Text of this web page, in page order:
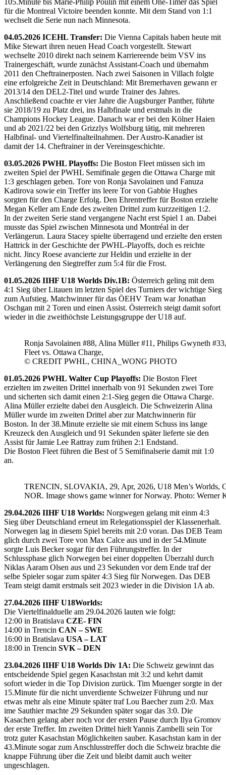
für die Montreal Victoire beenden konnte. Mit dem Stand von 1:1
wechselt die Serie nun nach Minnesota.
04.05.2026 ICEHL Transfer: Die Vienna Capitals haben heute mit
Mike Stewart ihren neuen Head Coach vorgestellt. Stewart
wechselte 2010 direkt nach seinem Karriereende beim VSV ins
Trainergeschäft, wurde zunächst Assistant-Coach und übernahm
2011 den Cheftrainerposten. Nach zwei Saisonen in Villach folgte
eine erfolgreiche Zeit in Deutschland: Mit Bremerhaven gewann er
2013/14 den DEL2-Titel und wurde Trainer des Jahres.
Anschließend coachte er vier Jahre die Augsburger Panther, führte
sie 2018/19 zu Platz drei, ins Halbfinale und erstmals in die
Champions Hockey League. Danach war er bei den Kölner Haien
und ab 2021/22 bei den Grizzlys Wolfsburg tätig, mit mehreren
Halbfinal- und Viertelfinalteilnahmen. Der Austro-Kanadier ist
damit der 14. Cheftrainer in der Vereinsgeschichte.
03.05.2026 PWHL Playoffs: Die Boston Fleet müssen sich im
zweiten Spiel der PWHL Semifinale gegen die Ottawa Charge mit
1:3 geschlagen geben. Tore von Ronja Savolainen und Fanuza
Kadirova sowie ein Treffer ins leere Tor von Gabbie Hughes
sorgten für den Charge Erfolg. Den Ehrentreffer für Boston erzielte
Megan Keller am Ende des zweiten Drittel zum kurzzeitigen 1:2.
In der zweiten Serie stand vergangene Nacht erst Spiel 1 an. Dabei
musste das Spiel zwischen Minnesota und Montréal in der
Verlängerun. Laura Stacey spielte überragend und erzielte den ersten
Hattrick in der Geschichte der PWHL-Playoffs, doch es reichte
nicht. Jincy Roese avancierte zur Heldin und erzielte in der
Verlängerung den Siegtreffer zum 5:4 für die Frost.
01.05.2026 IIHF U18 Worlds Div.1B: Österreich geling mit dem
4:1 Sieg über Litauen im letzten Spiel des Turniers der wichtige Sieg
zum Aufstieg. Matchwinner für das ÖEHV Team war Jonathan
Oschgan mit 2 Toren und einen Assist. Österreich steigt damit sofort
wieder in die zweithöchste Leistungsgruppe der U18 auf.
Ronja Savolainen #88, Alina Müller #11, Philips Gwyneth
Fleet vs. Ottawa Charge,
© CREDIT PWHL, CHINA_WONG PHOTO
01.05.2026 PWHL Walter Cup Playoffs: Die Boston Fleet
erzielten im zweiten Drittel innerhalb von 91 Sekunden zwei Tore
und sicherten sich damit einen 2:1-Sieg gegen die Ottawa Charge.
Alina Müller erzielte dabei den Ausgleich. Die Schweizerin Alina
Müller wurde im zweiten Drittel aber zur Matchwinnerin für
Boston. In der 38.Minute erzielte sie mit einem Schuss ins lange
Kreuzeck den Ausgleich und 91 Sekunden später lieferte sie den
Assist für Jamie Lee Rattray zum frühen 2:1 Endstand.
Die Boston Fleet führen die Best of 5 Semifinalserie damit mit 1:0
an.
TRENCIN, SLOVAKIA, 29, Apr, 2026, U18 Men’s Worlds,
NOR. Image shows game winner for Norway. Photo: Werner
29.04.2026 IIHF U18 Worlds: Norgwegen gelang mit einm 4:3
Sieg über Deutschland erneut im Relegationsspiel der Klassenerhalt.
Norwegen lag in diesem Spiel bereits mit 2:0 voran. Das DEB Team
glich durch zwei Tore von Max Calce aus und in der 54.Minute
sorgte Luis Becker sogar für den Führungstreffer. In der
Schlussphase glich Norwegen bei einer doppelten Überzahl durch
Niklas Aaram Olsen aus und 23 Sekunden vor dem Ende traf der
selbe Spieler sogar zum später 4:3 Sieg für Norwegen. Das DEB
Team steigt damit erstmals seit 2023 wieder in die Division 1A ab.
27.04.2026 IIHF U18Worlds:
Die Viertelfinalduelle am 29.04.2026 lauten wie folgt:
12:00 in Bratislava CZE- FIN
14:00 in Trencin CAN – SWE
16:00 in Bratislava USA – LAT
18:00 in Trencin SVK – DEN
23.04.2026 IIHF U18 Worlds Div 1A: Die Schweiz gewinnt das
entscheidende Spiel gegen Kasachstan mit 3:2 und kehrt damit
sofort wieder in die Top Division zurück. Tim Muenger sorgte in der
15.Minute für die nicht unverdiente Schweizer Führung und nur
etwas mehr als eine Minute später traf Lou Baecher zum 2:0. Max
ime Sauthier machte 29 Sekunden später sogar das 3:0. Die
Kasachen gelang aber noch vor der ersten Pause durch Ilya Gromov
der erste Treffer. Im zweiten Drittel hielt Yannis Zambelli sein Tor
trotz guter Kasachstan Möglichkeiten sauber. Kasachstan kam in der
43.Minute sogar zum Anschlusstreffer doch die Schweiz brachte die
knappe Führung über die Zeit und bleibt damit auch weiter
ungeschlagen.